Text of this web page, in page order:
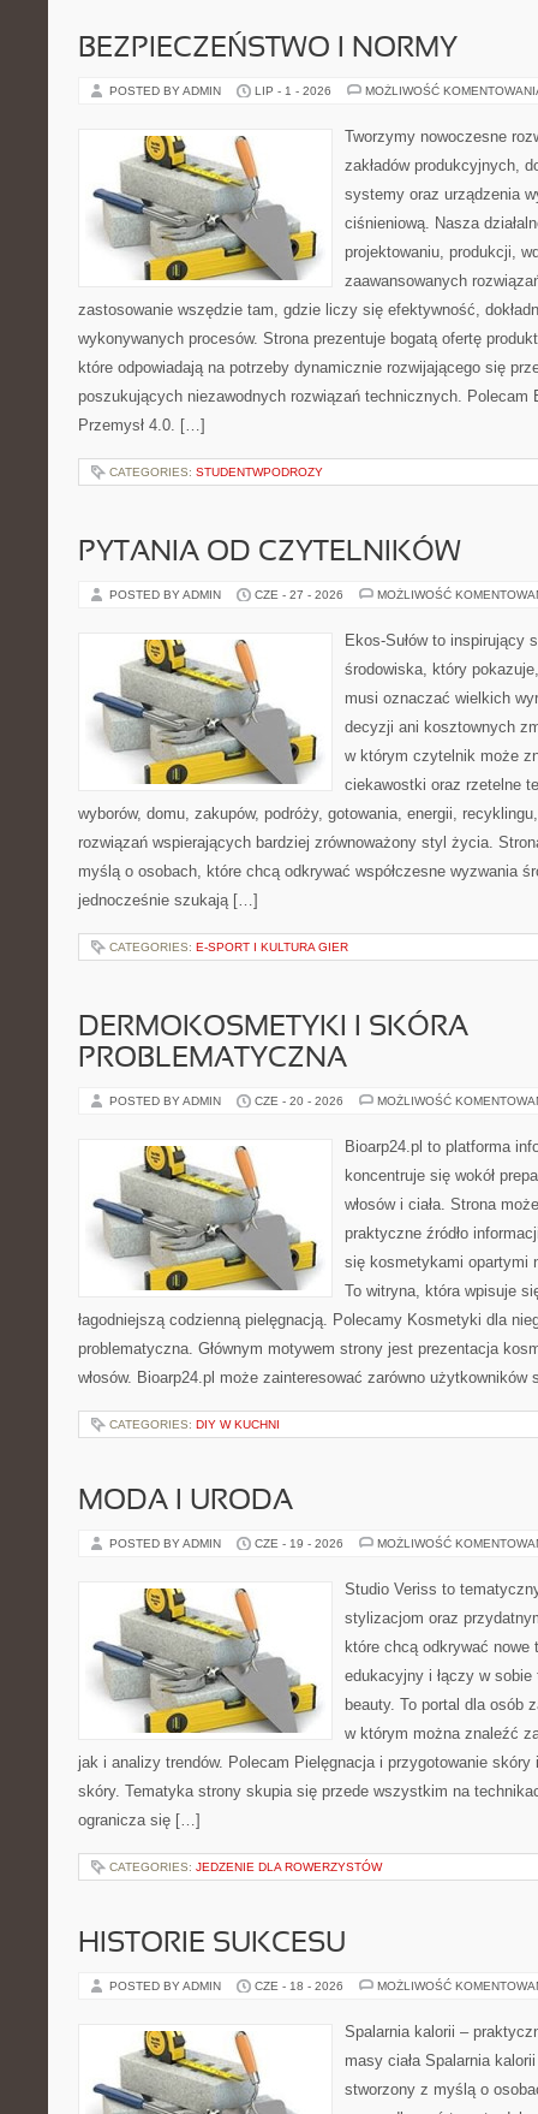
BEZPIECZEŃSTWO I NORMY
POSTED BY ADMIN LIP - 1 - 2026 MOŻLIWOŚĆ
Tworzymy nowoczesne
zakładów produkcyjnych,
systemy oraz urządzenia
ciśnieniową. Nasza
projektowaniu, produkcji,
zaawansowanych
zastosowanie wszędzie tam, gdzie liczy się efektywność,
wykonywanych procesów. Strona prezentuje bogatą ofertę
które odpowiadają na potrzeby dynamicznie rozwijającego się
poszukujących niezawodnych rozwiązań technicznych. Polecam
Przemysł 4.0. […]
CATEGORIES: STUDENTWPODROZY
PYTANIA OD CZYTELNIKÓW
POSTED BY ADMIN CZE - 27 - 2026 MOŻLIWOŚĆ
Ekos-Sułów to inspirujący
środowiska, który
musi oznaczać wielkich
decyzji ani kosztownych
w którym czytelnik może
ciekawostki oraz rzetelne
wyborów, domu, zakupów, podróży, gotowania, energii,
rozwiązań wspierających bardziej zrównoważony styl życia.
myślą o osobach, które chcą odkrywać współczesne wyzwania
jednocześnie szukają […]
CATEGORIES: E-SPORT I KULTURA GIER
DERMOKOSMETYKI I SKÓRA
PROBLEMATYCZNA
POSTED BY ADMIN CZE - 20 - 2026 MOŻLIWOŚĆ
Bioarp24.pl to platforma
koncentruje się wokół
włosów i ciała. Strona
praktyczne źródło
się kosmetykami opartymi
To witryna, która wpisuje
łagodniejszą codzienną pielęgnacją. Polecamy Kosmetyki dla
problematyczna. Głównym motywem strony jest prezentacja
włosów. Bioarp24.pl może zainteresować zarówno
CATEGORIES: DIY W KUCHNI
MODA I URODA
POSTED BY ADMIN CZE - 19 - 2026 MOŻLIWOŚĆ
Studio Veriss to
stylizacjom oraz
które chcą odkrywać nowe
edukacyjny i łączy w
beauty. To portal dla osób
w którym można znaleźć
jak i analizy trendów. Polecam Pielęgnacja i przygotowanie
skóry. Tematyka strony skupia się przede wszystkim na
ogranicza się […]
CATEGORIES: JEDZENIE DLA ROWERZYSTÓW
HISTORIE SUKCESU
POSTED BY ADMIN CZE - 18 - 2026 MOŻLIWOŚĆ
Spalarnia kalorii –
masy ciała Spalarnia
stworzony z myślą o